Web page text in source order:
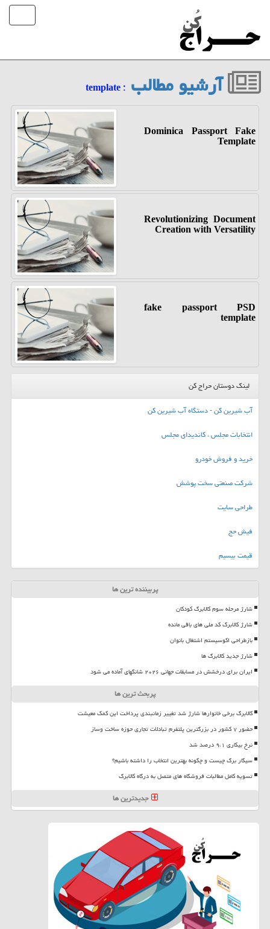
آرشیو مطالب : template
Dominica Passport Fake
Template
Revolutionizing Document
Creation with Versatility
fake passport PSD
template
لینک دوستان حراج کن
آب شیرین کن - دستگاه آب شیرین کن
انتخابات مجلس ، کاندیدای مجلس
خرید و فروش خودرو
شرکت صنعتی سخت پوشش
طراحی سایت
فیش حج
قیمت بیسیم
پربیننده ترین ها
شارژ مرحله سوم کالابرگ کودکان
شارژ کالابرگ کد ملی های باقی مانده
بازطراحی اکوسیستم اشتغال بانوان
شارژ جدید کالابرگ ها
ایران برای درخشش در مسابقات جهانی ۲۰۲۶ شانگهای آماده می شود
پربحث ترین ها
کالابرگ برخی خانوارها شارژ شد تغییر زمانبندی پرداخت این کمک معیشت
حضور ۷ کشور در بزرگترین پلتفرم تبادلات تجاری حوزه ساخت وساز
نرخ بیکاری ۹،۱ درصد شد
سیگار برگ چیست و چگونه بهترین انتخاب را داشته باشیم؟
تسویه کامل مطالبات فروشگاه های متصل به درگاه کالابرگ
جدیدترین ها